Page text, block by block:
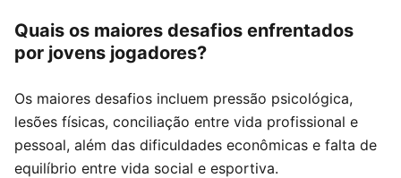
Quais os maiores desafios enfrentados
por jovens jogadores?
Os maiores desafios incluem pressão psicológica,
lesões físicas, conciliação entre vida profissional e
pessoal, além das dificuldades econômicas e falta de
equilíbrio entre vida social e esportiva.